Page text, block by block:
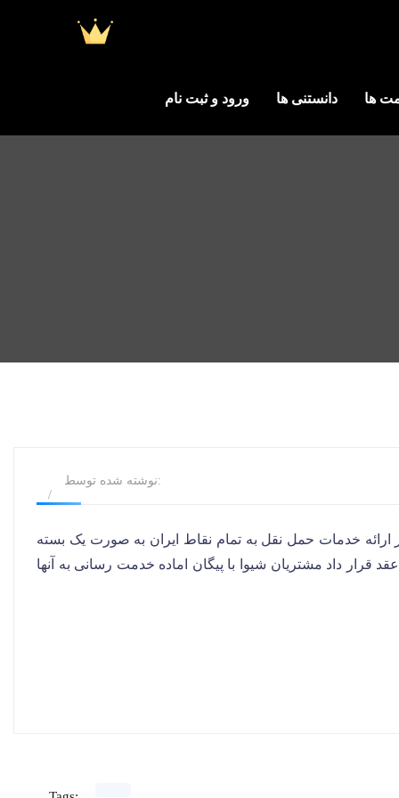
ها دانستنی ها ورود و ثبت نام
نوشته شده توسط:
خدمات حمل نقل به تمام نقاط ایران به صورت یک بسته
قرار داد مشتریان شیوا با پیگان اماده خدمت رسانی به آنها